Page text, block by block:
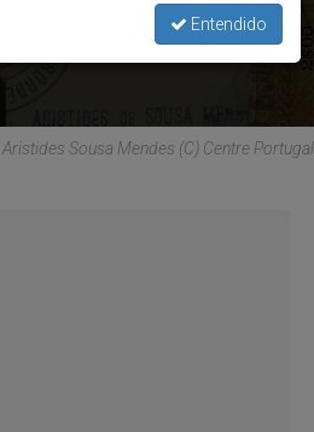
Aristides Sousa Mendes (C) Centre Portugal
Entendido